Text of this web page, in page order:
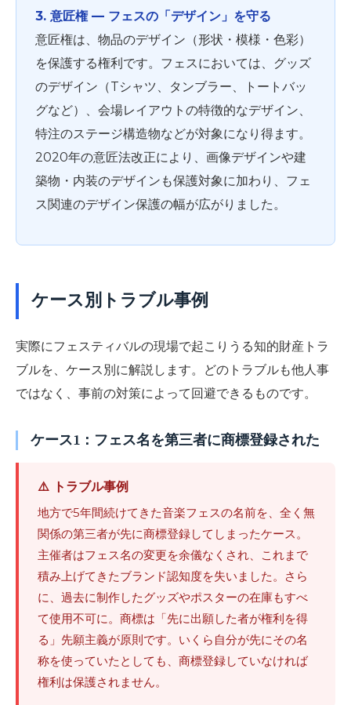
3. 意匠権 ― フェスの「デザイン」を守る
意匠権は、物品のデザイン（形状・模様・色彩）
を保護する権利です。フェスにおいては、グッズ
のデザイン（Tシャツ、タンブラー、トートバッ
グなど）、会場レイアウトの特徴的なデザイン、
特注のステージ構造物などが対象になり得ます。
2020年の意匠法改正により、画像デザインや建
築物・内装のデザインも保護対象に加わり、フェ
ス関連のデザイン保護の幅が広がりました。
ケース別トラブル事例
実際にフェスティバルの現場で起こりうる知的財産トラ
ブルを、ケース別に解説します。どのトラブルも他人事
ではなく、事前の対策によって回避できるものです。
ケース1：フェス名を第三者に商標登録された
⚠️ トラブル事例
地方で5年間続けてきた音楽フェスの名前を、全く無
関係の第三者が先に商標登録してしまったケース。
主催者はフェス名の変更を余儀なくされ、これまで
積み上げてきたブランド認知度を失いました。さら
に、過去に制作したグッズやポスターの在庫もすべ
て使用不可に。商標は「先に出願した者が権利を得
る」先願主義が原則です。いくら自分が先にその名
称を使っていたとしても、商標登録していなければ
権利は保護されません。